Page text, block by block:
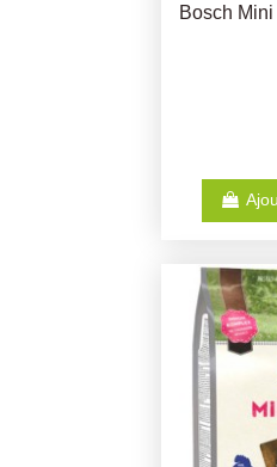
Bosch